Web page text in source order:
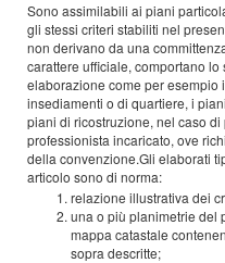
Sono assimilabili ai piani
gli stessi criteri stabiliti nel
non derivano da una
carattere ufficiale, comportano
elaborazione come per
insediamenti o di quartiere, i
piani di ricostruzione, nel caso
professionista incaricato, ove
della convenzione.Gli elaborati
articolo sono di norma:
relazione illustrativa dei
una o più planimetrie del
mappa catastale
sopra descritte;